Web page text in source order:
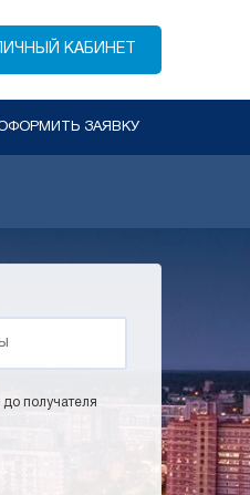
КАБИНЕТ
ЗАЯВКУ
до получателя